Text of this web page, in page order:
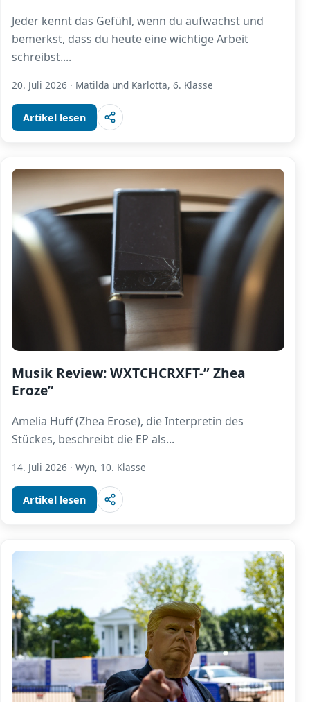
Jeder kennt das Gefühl, wenn du aufwachst und
bemerkst, dass du heute eine wichtige Arbeit
schreibst....
20. Juli 2026 · Matilda und Karlotta, 6. Klasse
Artikel lesen
Musik Review: WXTCHCRXFT-” Zhea
Eroze”
Amelia Huff (Zhea Erose), die Interpretin des
Stückes, beschreibt die EP als...
14. Juli 2026 · Wyn, 10. Klasse
Artikel lesen